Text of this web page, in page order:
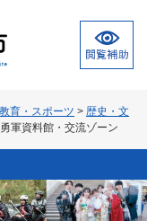
育・スポーツ > 歴史・文
軍資料館・交流ゾーン